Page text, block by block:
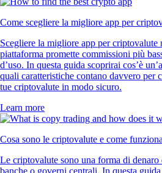
Come scegliere la migliore app per
Scegliere la migliore app per criptovalute
piattaforma promette commissioni più
d’uso. In questa guida scoprirai cos’è
quali caratteristiche contano davvero per
tue criptovalute in modo sicuro.
Learn more
Cosa sono le criptovalute e come
Le criptovalute sono una forma di denaro
banche o governi centrali. In questa